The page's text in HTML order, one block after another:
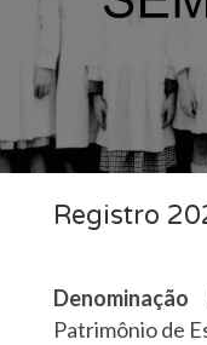
Registro
Denominação
Patrimônio de